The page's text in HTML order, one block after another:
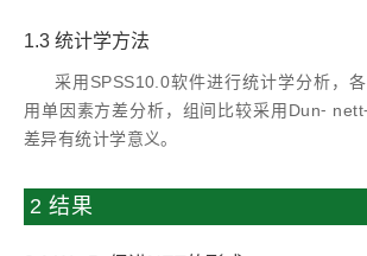
1.3 统计学方法
采用SPSS10.0软件进行统计学分析，
用单因素方差分析，组间比较采用Dun⁃
差异有统计学意义。
2 结果